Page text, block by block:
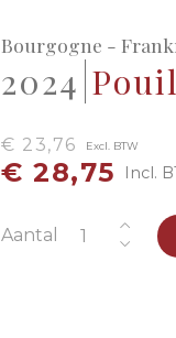
Bourgogne -
2024
€ 23,76 Excl. BTW
€ 28,75 Incl.
Aantal